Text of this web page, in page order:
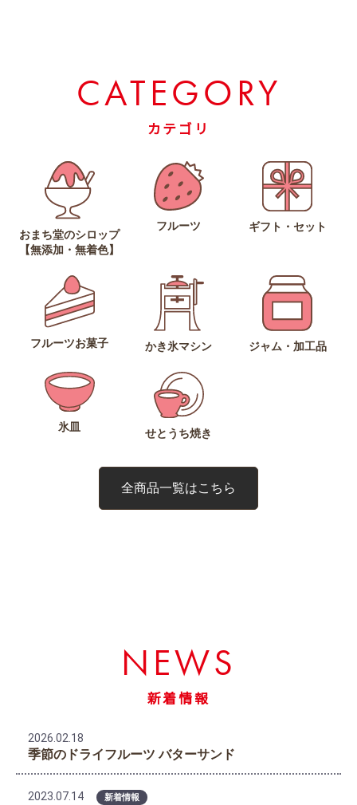
CATEGORY
カテゴリ
おまち堂のシロップ
【無添加・無着色】
フルーツ ギフト・セット
フルーツお菓子 かき氷マシン ジャム・加工品
氷皿
せとうち焼き
全商品一覧はこちら
NEWS
新着情報
2026.02.18
季節のドライフルーツ バターサンド
2023.07.14 新着情報